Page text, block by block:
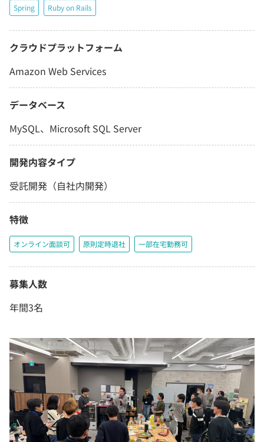
Spring Ruby on Rails
クラウドプラットフォーム
Amazon Web Services
データベース
MySQL、Microsoft SQL Server
開発内容タイプ
受託開発（自社内開発）
特徴
オンライン面談可 原則定時退社 一部在宅勤務可
募集人数
年間3名